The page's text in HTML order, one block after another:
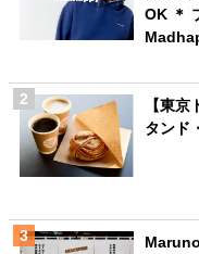
OK ＊
【東
タンド